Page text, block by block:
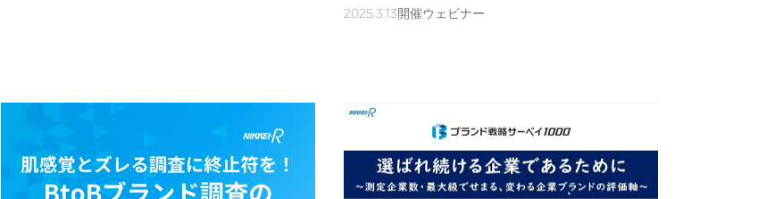
2025.3.13開催ウェビナー